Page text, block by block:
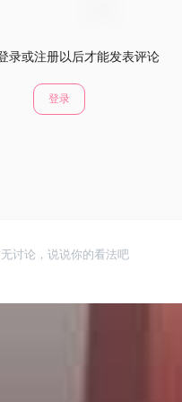
录或注册以后才能发表评论
登录
讨论，说说你的看法吧